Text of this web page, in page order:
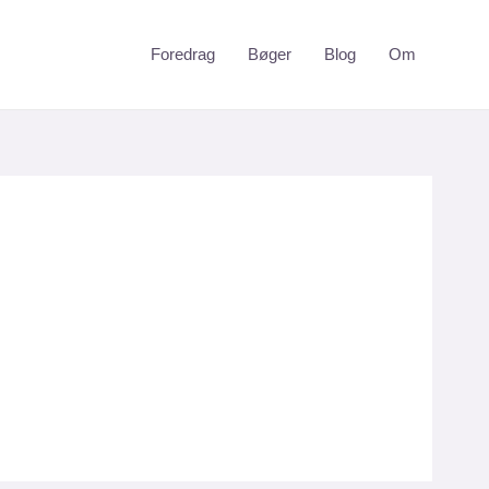
Foredrag Bøger Blog Om